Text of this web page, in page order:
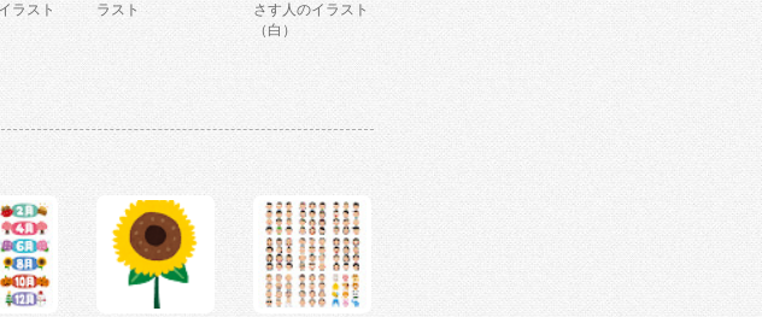
ラスト
ラスト
さす人のイラスト
（白）